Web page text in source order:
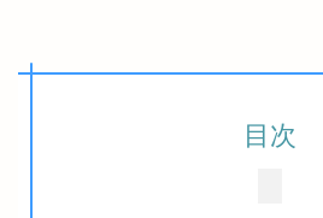
目次